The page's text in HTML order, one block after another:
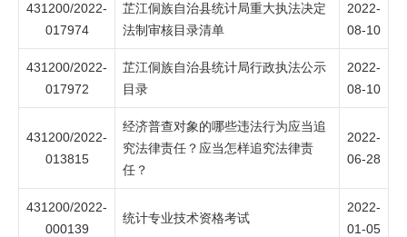
431200/2022-
017974
芷江侗族自治县统计局重大执法决定
法制审核目录清单
2022-
08-10
431200/2022-
017972
芷江侗族自治县统计局行政执法公示
目录
2022-
08-10
431200/2022-
013815
经济普查对象的哪些违法行为应当追
究法律责任？应当怎样追究法律责
任？
2022-
06-28
431200/2022-
000139
统计专业技术资格考试
2022-
01-05